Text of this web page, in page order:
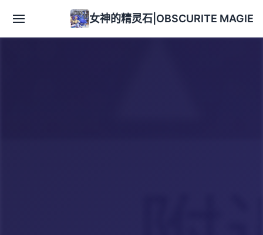
女神的精灵石|OBSCURITE MAGIE